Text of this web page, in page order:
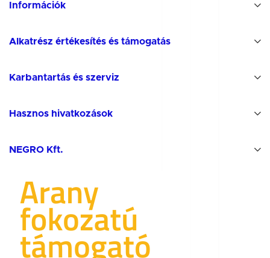
Információk
Alkatrész értékesítés és támogatás
Karbantartás és szerviz
Hasznos hivatkozások
NEGRO Kft.